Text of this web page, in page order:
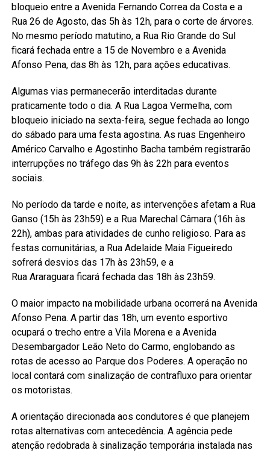
bloqueio entre a Avenida Fernando Correa da Costa e a
Rua 26 de Agosto, das 5h às 12h, para o corte de árvores.
No mesmo período matutino, a Rua Rio Grande do Sul
ficará fechada entre a 15 de Novembro e a Avenida
Afonso Pena, das 8h às 12h, para ações educativas.
Algumas vias permanecerão interditadas durante
praticamente todo o dia. A Rua Lagoa Vermelha, com
bloqueio iniciado na sexta-feira, segue fechada ao longo
do sábado para uma festa agostina. As ruas Engenheiro
Américo Carvalho e Agostinho Bacha também registrarão
interrupções no tráfego das 9h às 22h para eventos
sociais.
No período da tarde e noite, as intervenções afetam a Rua
Ganso (15h às 23h59) e a Rua Marechal Câmara (16h às
22h), ambas para atividades de cunho religioso. Para as
festas comunitárias, a Rua Adelaide Maia Figueiredo
sofrerá desvios das 17h às 23h59, e a
Rua Araraguara ficará fechada das 18h às 23h59.
O maior impacto na mobilidade urbana ocorrerá na Avenida
Afonso Pena. A partir das 18h, um evento esportivo
ocupará o trecho entre a Vila Morena e a Avenida
Desembargador Leão Neto do Carmo, englobando as
rotas de acesso ao Parque dos Poderes. A operação no
local contará com sinalização de contrafluxo para orientar
os motoristas.
A orientação direcionada aos condutores é que planejem
rotas alternativas com antecedência. A agência pede
atenção redobrada à sinalização temporária instalada nas